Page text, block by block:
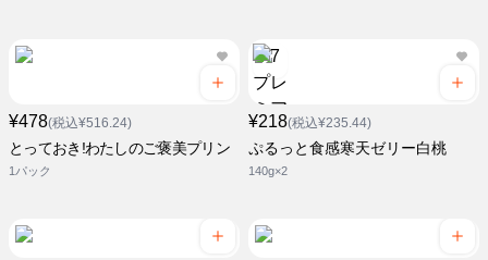
¥478(税込¥516.24)
とっておき!わたしのご褒美プリン
1パック
¥218(税込¥235.44)
ぷるっと食感寒天ゼリー白桃
140g×2